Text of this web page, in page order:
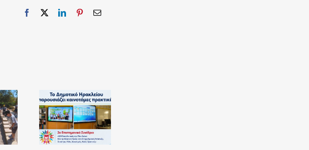
Facebook
X LinkedInPinterestEmail